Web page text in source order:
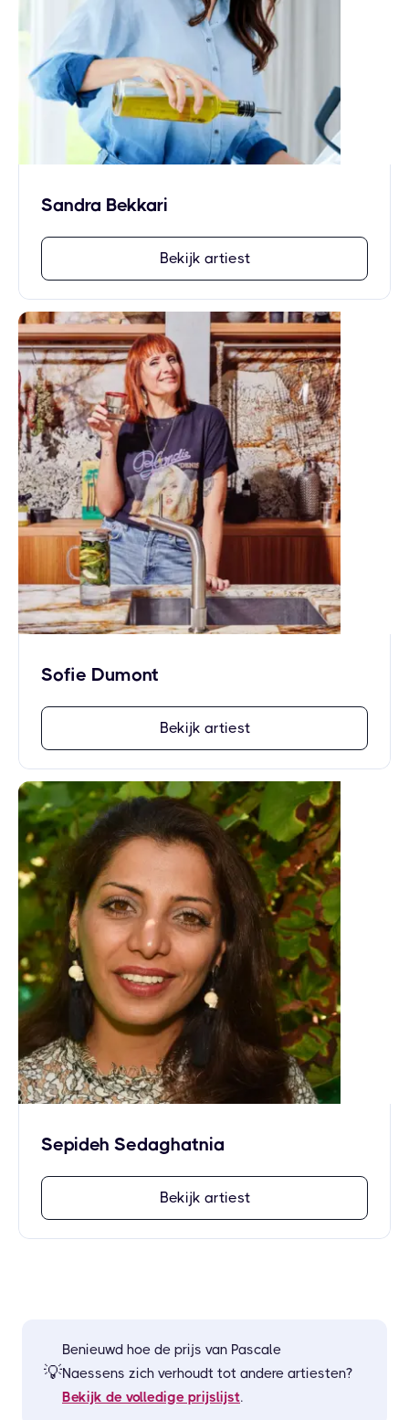
Sandra Bekkari
Bekijk artiest
Sofie Dumont
Bekijk artiest
Sepideh Sedaghatnia
Bekijk artiest
💡
Benieuwd hoe de prijs van Pascale
Naessens zich verhoudt tot andere artiesten?
Bekijk de volledige prijslijst.